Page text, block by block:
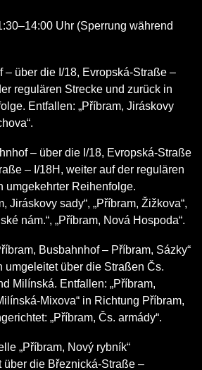
Uhr (Sperrung während
– über die I/18, Evropská-Straße –
regulären Strecke und zurück in
Entfallen: „Příbram, Jiráskovy
– über die I/18, Evropská-Straße
– I/18H, weiter auf der regulären
umgekehrter Reihenfolge.
Jiráskovy sady“, „Příbram, Žižkova“,
nám.“, „Příbram, Nová Hospoda“.
Busbahnhof – Příbram, Sázky“
umgeleitet über die Straßen Čs.
Milínská. Entfallen: „Příbram,
Mixova“ in Richtung Příbram,
„Příbram, Čs. armády“.
„Příbram, Nový rybník“
über die Březnická-Straße –